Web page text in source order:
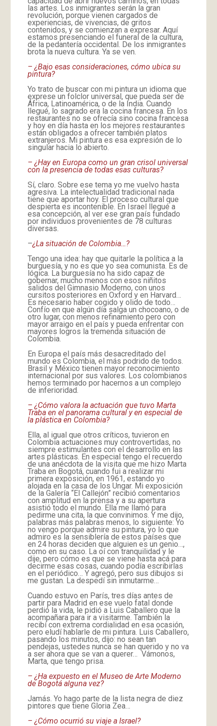
las artes. Los inmigrantes serán la gran
revolución, porque vienen cargados de
experiencias, de vivencias, de gritos
contenidos, y se comienzan a expresar. Aquí
estamos presenciando el funeral de la cultura,
de la pedantería occidental. De los inmigrantes
brota la nueva cultura. Ya se ven.
– ¿Bajo esas consideraciones, cómo ubica su
pintura?
Yo trato de buscar con mi pintura un idioma que
exprese un folclor universal, que pueda ser de
África, Latinoamérica, o de la India. Cuando
llegué, lo sagrado era la cocina francesa. En los
restaurantes no se ofrecía sino cocina francesa
y hoy en día hasta en los mejores restaurantes
están obligados a ofrecer también platos
extranjeros. Mi pintura es esa expresión de lo
singular hacia lo abierto.
– ¿Hay en Europa como un gran crisol universal
con la presencia de todas esas culturas?
Sí, claro. Sobre ese tema yo me vuelvo hasta
agresiva. La intelectualidad tradicional nada
tiene que aportar hoy. El proceso cultural que
despierta es incontenible. En Israel llegué a
esa concepción, al ver ese gran país fundado
por individuos provenientes de 78 culturas
diversas.
–¿La situación de Colombia…?
Tengo una idea: hay que quitarle la política a la
burguesía, y no es que yo sea comunista. Es de
lógica. La burguesía no ha sido capaz de
gobernar, mucho menos con esos niñitos
salidos del Gimnasio Moderno, con unos
cursitos posteriores en Oxford y en Harvard…
Es necesario haber cogido y olido de todo…
Confío en que algún día salga un chocoano, o de
otro lugar, con menos refinamiento pero con
mayor arraigo en el país y pueda enfrentar con
mayores logros la tremenda situación de
Colombia.
En Europa el país más desacreditado del
mundo es Colombia, el más podrido de todos.
Brasil y México tienen mayor reconocimiento
internacional por sus valores. Los colombianos
hemos terminado por hacernos a un complejo
de inferioridad.
– ¿Cómo valora la actuación que tuvo Marta
Traba en el panorama cultural y en especial de
la plástica en Colombia?
Ella, al igual que otros críticos, tuvieron en
Colombia actuaciones muy controvertidas, no
siempre estimulantes con el desarrollo en las
artes plásticas. En especial tengo el recuerdo
de una anécdota de la visita que me hizo Marta
Traba en Bogotá, cuando fui a realizar mi
primera exposición, en 1961, estando yo
alojada en la casa de los Ungar. Mi exposición
de la Galería “El Callejón” recibió comentarios
con amplitud en la prensa y a su apertura
asistió todo el mundo. Ella me llamó para
pedirme una cita, la que convinimos. Y me dijo,
palabras más palabras menos, lo siguiente: Yo
no vengo porque admire su pintura, yo lo que
admiro es la sensiblería de estos países que
en 24 horas deciden que alguien es un genio…,
como en su caso. La oí con tranquilidad y le
dije, pero cómo es que se viene hasta acá para
decirme esas cosas, cuando podía escribirlas
en el periódico… Y agregó, pero sus dibujos si
me gustan. La despedí sin inmutarme…
Cuando estuvo en París, tres días antes de
partir para Madrid en ese vuelo fatal donde
perdió la vida, le pidió a Luis Caballero que la
acompañara para ir a visitarme. También la
recibí con extrema cordialidad en esa ocasión,
pero eludí hablarle de mi pintura. Luis Caballero,
pasando los minutos, dijo: no sean tan
pendejas, ustedes nunca se han querido y no va
a ser ahora que se van a querer… Vámonos,
Marta, que tengo prisa.
– ¿Ha expuesto en el Museo de Arte Moderno
de Bogotá alguna vez?
Jamás. Yo hago parte de la lista negra de diez
pintores que tiene Gloria Zea…
– ¿Cómo ocurrió su viaje a Israel?